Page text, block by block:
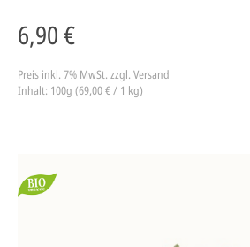
6,90 €
Preis inkl. 7% MwSt. zzgl. Versand
Inhalt: 100g (69,00 € / 1 kg)